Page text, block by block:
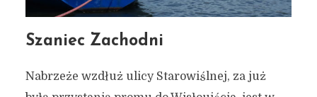
Szaniec Zachodni
Nabrzeże wzdłuż ulicy Starowiślnej, za już